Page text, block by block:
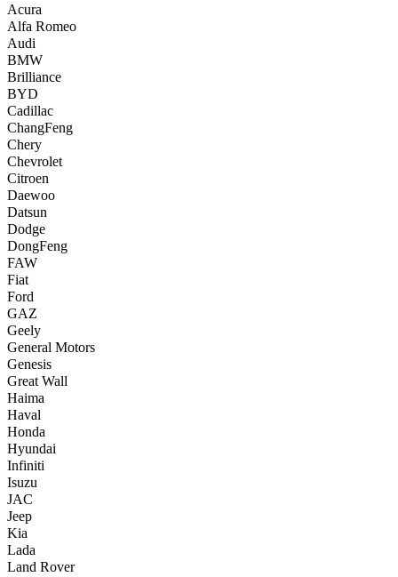
Acura
Alfa Romeo
Audi
BMW
Brilliance
BYD
Cadillac
ChangFeng
Chery
Chevrolet
Citroen
Daewoo
Datsun
Dodge
DongFeng
FAW
Fiat
Ford
GAZ
Geely
General Motors
Genesis
Great Wall
Haima
Haval
Honda
Hyundai
Infiniti
Isuzu
JAC
Jeep
Kia
Lada
Land Rover